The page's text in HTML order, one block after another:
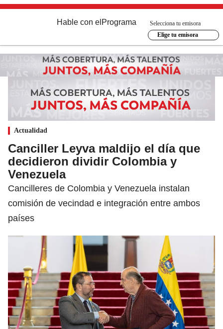
Hable con el Programa
Selecciona tu emisora
Elige tu emisora
Actualidad
Canciller Leyva maldijo el día que
decidieron dividir Colombia y
Venezuela
Cancilleres de Colombia y Venezuela instalan
comisión de vecindad e integración entre ambos
países